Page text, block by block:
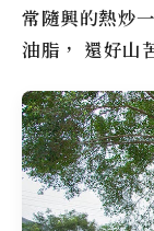
常隨興的熱炒
油脂， 還好山